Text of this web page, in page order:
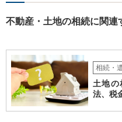
不動産・土地の相続に関連
相続・
土地
法、税